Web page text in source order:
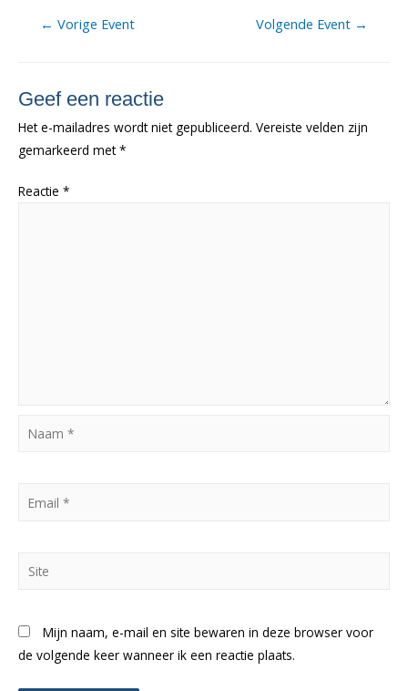
Berichtnavigatie
← Vorige Event Volgende Event →
Geef een reactie
Het e-mailadres wordt niet gepubliceerd. Vereiste velden zijn
gemarkeerd met*
Reactie *
Naam
Mijn naam, e-mail en site bewaren in deze browser voor
de volgende keer wanneer ik een reactie plaats.